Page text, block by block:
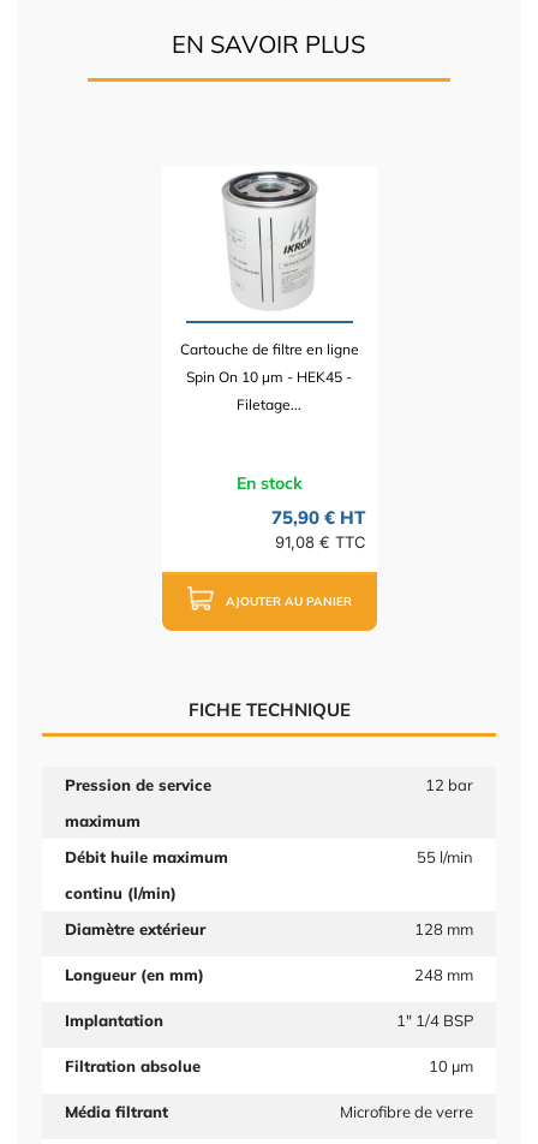
EN SAVOIR PLUS
Cartouche de filtre en ligne
Spin On 10 µm - HEK45 -
Filetage...
En stock
75,90 € HT
91,08 € TTC
AJOUTER AU PANIER
FICHE TECHNIQUE
Pression de service
maximum
12 bar
Débit huile maximum
continu (l/min)
55 l/min
Diamètre extérieur 128 mm
Longueur (en mm) 248 mm
Implantation 1" 1/4 BSP
Filtration absolue 10 µm
Média filtrant Microfibre de verre